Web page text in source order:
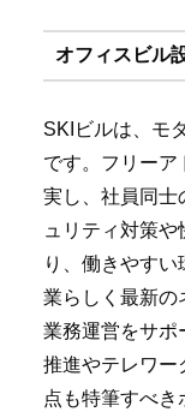
オフィスビル
SKIビルは、モ
です。フリーア
実し、社員同士
ュリティ対策
り、働きやす
業らしく最新の
業務運営をサポ
推進やテレワー
点も特筆すべき